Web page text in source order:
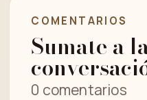
COMENTARIOS
Sumate a
0 comentarios